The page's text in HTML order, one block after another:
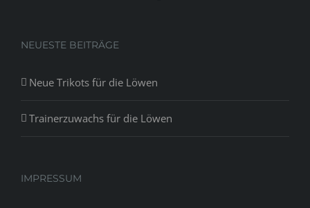
NEUESTE BEITRÄGE
Neue Trikots für die Löwen
Trainerzuwachs für die Löwen
IMPRESSUM